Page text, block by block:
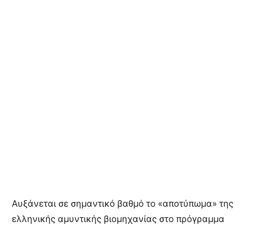
Αυξάνεται σε σημαντικό βαθμό το «αποτύπωμα» της
ελληνικής αμυντικής βιομηχανίας στο πρόγραμμα